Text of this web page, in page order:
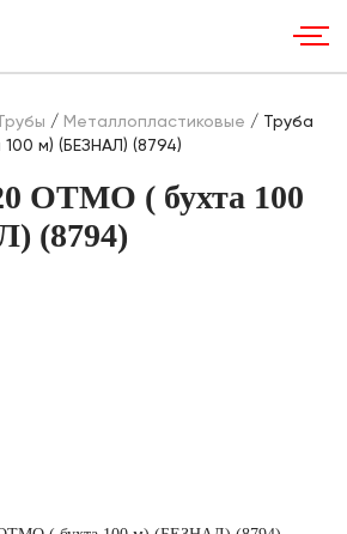
Трубы / Металлопластиковые / Труба
м) (БЕЗНАЛ) (8794)
ОТМО ( бухта 100
(8794)